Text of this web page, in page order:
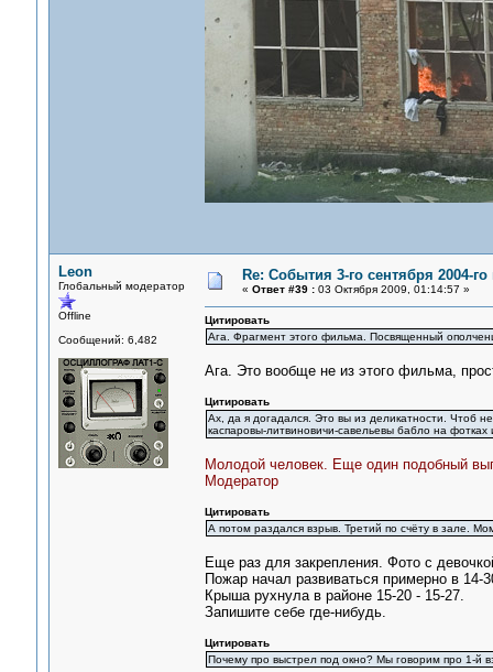
Leon
Глобальный модератор
Offline
Сообщений: 6,482
Re: События 3-го сентября 2004-
« Ответ #39 :03 Октября 2009, 01:14:57 »
Цитировать
Ага. Фрагмент этого фильма. Посвященный
Ага. Это вообще не из этого фильма,
Цитировать
Ах, да я догадался. Это вы из деликатности. Чтоб
каспаровы-литвиновичи-савельевы бабло на
Молодой человек. Еще один подобный
Модератор
Цитировать
А потом раздался взрыв. Третий по счёту в зале.
Еще раз для закрепления. Фото с
Пожар начал развиваться примерно в 14-
Крыша рухнула в районе 15-20 - 15-27.
Запишите себе где-нибудь.
Цитировать
Почему про выстрел под окно? Мы говорим про 1-й